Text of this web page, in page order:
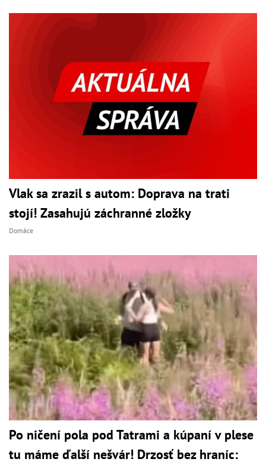
Vlak sa zrazil s autom: Doprava na trati
stojí! Zasahujú záchranné zložky
Domáce
Po ničení pola pod Tatrami a kúpaní v plese
tu máme ďalší nešvár! Drzosť bez hraníc: